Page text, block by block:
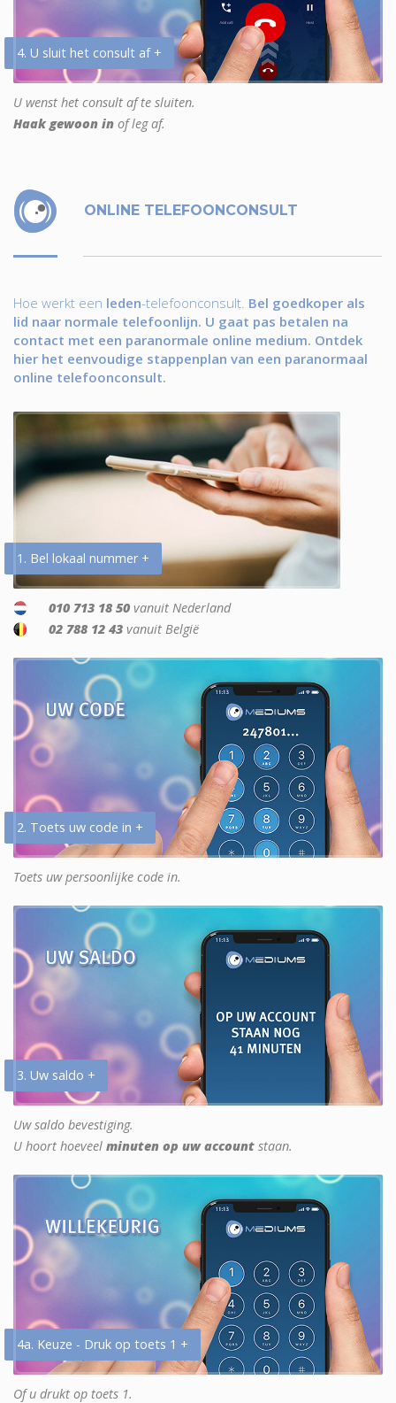
4. U sluit het consult af +
U wenst het consult af te sluiten.
Haak gewoon in of leg af.
ONLINE TELEFOONCONSULT
Hoe werkt een leden-telefoonconsult. Bel goedkoper als
lid naar normale telefoonlijn. U gaat pas betalen na
contact met een paranormale online medium. Ontdek
hier het eenvoudige stappenplan van een paranormaal
online telefoonconsult.
1. Bel lokaal nummer +
010 713 18 50 vanuit Nederland
02 788 12 43 vanuit België
2. Toets uw code in +
Toets uw persoonlijke code in.
3. Uw saldo +
Uw saldo bevestiging.
U hoort hoeveel minuten op uw account staan.
4a. Keuze - Druk op toets 1 +
Of u drukt op toets 1.